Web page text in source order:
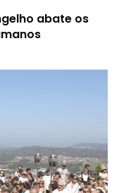
abate os